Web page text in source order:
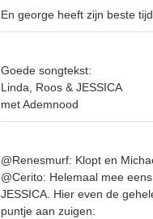
En george heeft zijn beste
Goede songtekst:
Linda, Roos & JESSICA
met Ademnood
@Renesmurf: Klopt en
@Cerito: Helemaal mee
JESSICA. Hier even de
puntje aan zuigen: